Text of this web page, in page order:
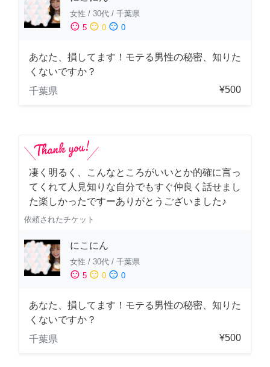
女性 / 30代 / 千葉県
sentiment_satisfied 5 sentiment_neutral 0 sentiment_dissatisfied 0
あなた、損してます！モテる男性の秘密、知りた
くないですか？
千葉県
¥500
凄く明るく、こんなところがいいとか的確に言っ
てくれて人見知りな自分でもすぐ仲良く話せまし
た楽しかったですーありがとうございました♪
依頼されたチケット
にこにん
女性 / 30代 / 千葉県
sentiment_satisfied 5 sentiment_neutral 0 sentiment_dissatisfied 0
あなた、損してます！モテる男性の秘密、知りた
くないですか？
千葉県
¥500